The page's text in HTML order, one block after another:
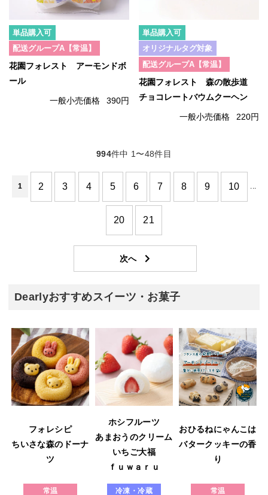
単品購入可
配送グループA【常温】
花園フォレスト アーモンドボ
ール
一般小売価格 390円
単品購入可
オリジナルタグ対象
配送グループA【常温】
花園フォレスト 森の散歩道
チョコレートバウムクーヘン
一般小売価格 220円
994件中 1〜48件目
1 2 3 4 5 6 7 8 9 10 ...
20 21
Dearlyおすすめスイーツ・お菓子
フォレシピ
ちいさな森のドーナ
ツ
常温
ホシフルーツ
あまおうのクリーム
いちご大福
ｆｕｗａｒｕ
冷凍・冷蔵
おひるねにゃんこは
バタークッキーの香
り
常温